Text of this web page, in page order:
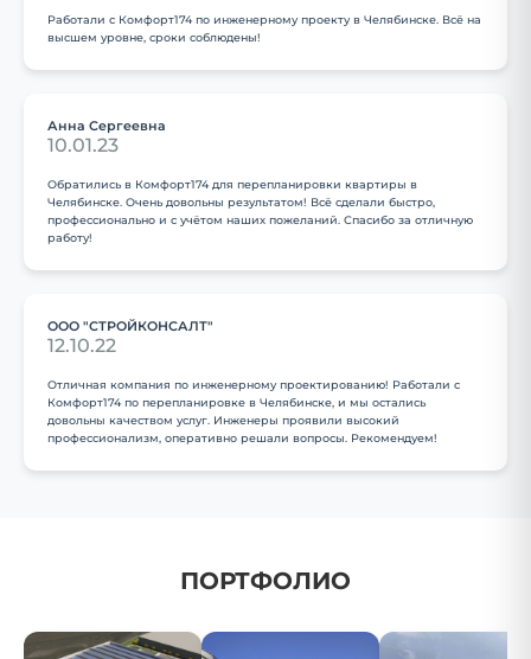
Работали с Комфорт174 по инженерному проекту в Челябинске. Всё на
высшем уровне, сроки соблюдены!
Анна Сергеевна
10.01.23
Обратились в Комфорт174 для перепланировки квартиры в
Челябинске. Очень довольны результатом! Всё сделали быстро,
профессионально и с учётом наших пожеланий. Спасибо за отличную
работу!
ООО "СТРОЙКОНСАЛТ"
12.10.22
Отличная компания по инженерному проектированию! Работали с
Комфорт174 по перепланировке в Челябинске, и мы остались
довольны качеством услуг. Инженеры проявили высокий
профессионализм, оперативно решали вопросы. Рекомендуем!
ПОРТФОЛИО